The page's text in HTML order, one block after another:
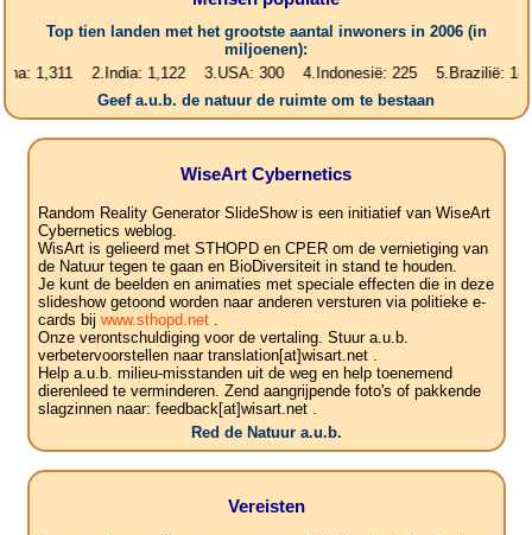
Top tien landen met het grootste aantal inwoners in 2006 (in
miljoenen):
2.India: 1,122 3.USA: 300 4.Indonesië: 225 5.Brazilië: 187
Geef a.u.b. de natuur de ruimte om te bestaan
WiseArt Cybernetics
Random Reality Generator SlideShow is een initiatief van WiseArt
Cybernetics weblog.
WisArt is gelieerd met STHOPD en CPER om de vernietiging van
de Natuur tegen te gaan en BioDiversiteit in stand te houden.
Je kunt de beelden en animaties met speciale effecten die in deze
slideshow getoond worden naar anderen versturen via politieke e-
cards bij www.sthopd.net.
Onze verontschuldiging voor de vertaling. Stuur a.u.b.
verbetervoorstellen naar translation[at]wisart.net .
Help a.u.b. milieu-misstanden uit de weg en help toenemend
dierenleed te verminderen. Zend aangrijpende foto's of pakkende
slagzinnen naar: feedback[at]wisart.net .
Red de Natuur a.u.b.
Vereisten